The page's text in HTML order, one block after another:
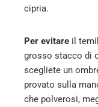
cipria.
Per evitare il
grosso stacco di
scegliete un
provato sulla
che polverosi,